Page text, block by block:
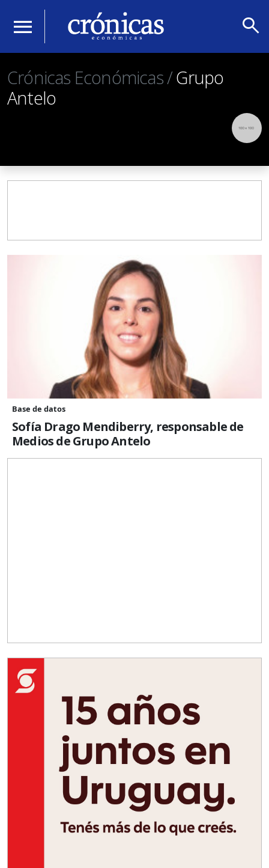
menu search
Crónicas Económicas /Grupo
Antelo
Base de datos
Sofía Drago Mendiberry, responsable de
Medios de Grupo Antelo